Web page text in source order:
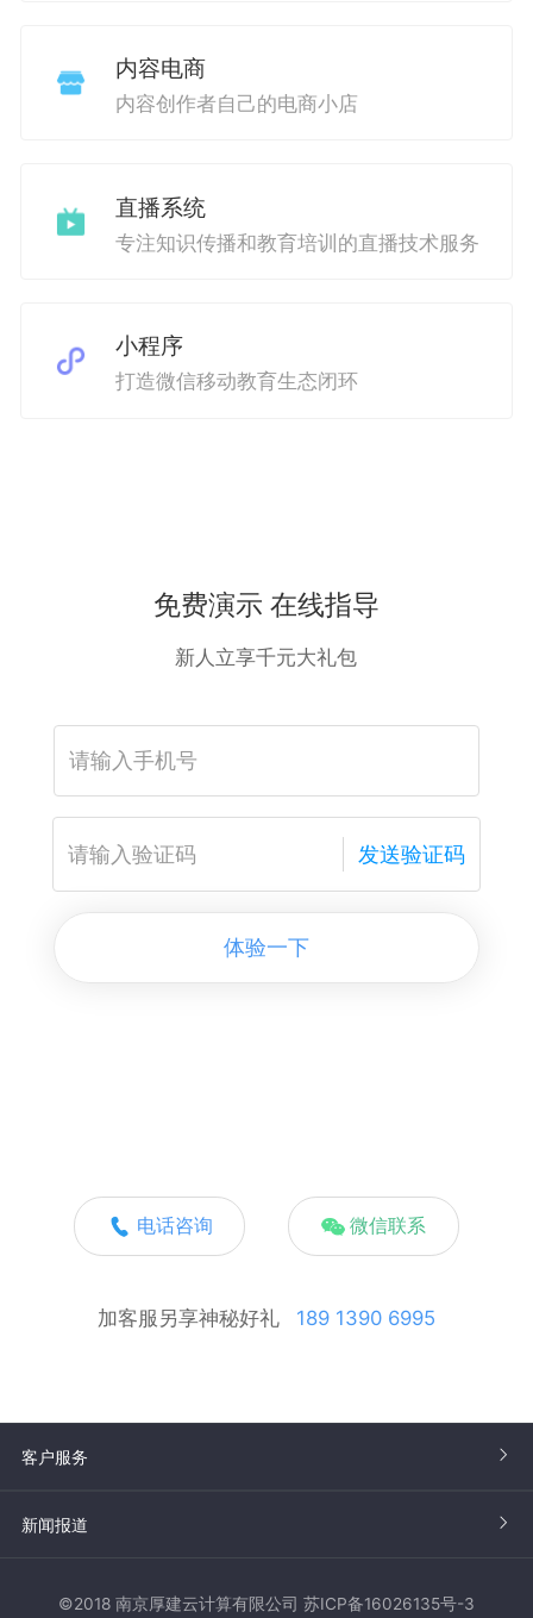
内容电商
内容创作者自己的电商小店
直播系统
专注知识传播和教育培训的直播技术服务
小程序
打造微信移动教育生态闭环
免费演示 在线指导
新人立享千元大礼包
发送验证码
体验一下
电话咨询 微信联系
加客服另享神秘好礼 189 1390 6995
客户服务
新闻报道
©2018 南京厚建云计算有限公司 苏ICP备16026135号-3